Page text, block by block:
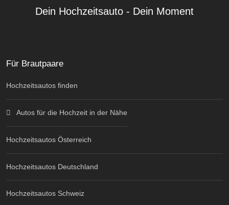
Dein Hochzeitsauto - Dein Moment
Für Brautpaare
Hochzeitsautos finden
Autos für die Hochzeit in der Nähe
Hochzeitsautos Österreich
Hochzeitsautos Deutschland
Hochzeitsautos Schweiz